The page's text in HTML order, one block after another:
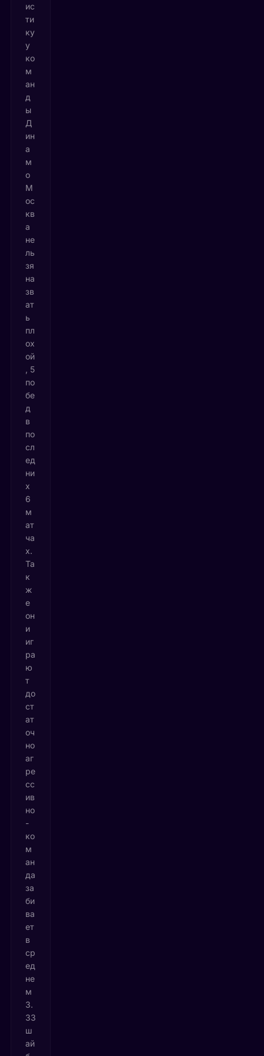
ис
ти
ку
у
ко
м
ан
д
ы
Д
ин
а
м
о
М
ос
кв
а
не
ль
зя
на
зв
ат
ь
пл
ох
ой
, 5
по
бе
д
в
по
сл
ед
ни
х
6
м
ат
ча
х.
Та
к
ж
е
он
и
иг
ра
ю
т
до
ст
ат
оч
но
аг
ре
сс
ив
но
-
ко
м
ан
да
за
би
ва
ет
в
ср
ед
не
м
3.
33
ш
ай